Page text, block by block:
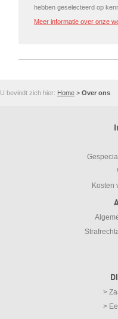
hebben geselecteerd op
Meer informatie over onze
U bevindt zich hier: Home > Over ons
Kosten
>
>